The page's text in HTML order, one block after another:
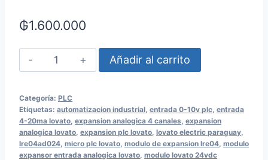
₲1.600.000
Módulo
Expansor
análogica
PLC
24VDC
Lovato
Añadir al carrito
Categoría: PLC
Etiquetas: automatizacion industrial entrada 0-10v plc entrada
4-20ma lovato expansion analogica 4 canales expansion
analogica lovato expansion plc lovato lovato electric paraguay
lre04ad024 micro plc lovato modulo de expansion lre04 modulo
expansor entrada analogica lovato modulo lovato 24vdc